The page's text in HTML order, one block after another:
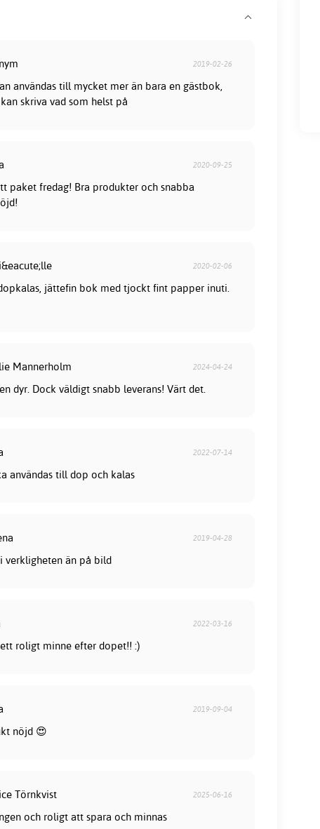
2019-02-26
användas till mycket mer än bara en gästbok,
skriva vad som helst på
2020-09-25
paket fredag! Bra produkter och snabba
2020-02-06
jättefin bok med tjockt fint papper inuti.
Mannerholm 2024-04-24
dyr. Dock väldigt snabb leverans! Värt det.
2022-07-14
användas till dop och kalas
2019-04-28
verkligheten än på bild
2022-03-16
roligt minne efter dopet!! :)
2019-09-04
nöjd 😍
Törnkvist 2025-06-16
och roligt att spara och minnas